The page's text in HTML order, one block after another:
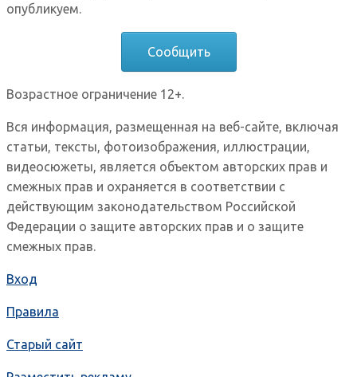
опубликуем.
Сообщить
Возрастное ограничение 12+.
Вся информация, размещенная на веб-сайте, включая
статьи, тексты, фотоизображения, иллюстрации,
видеосюжеты, является объектом авторских прав и
смежных прав и охраняется в соответствии с
действующим законодательством Российской
Федерации о защите авторских прав и о защите
смежных прав.
Вход
Правила
Старый сайт